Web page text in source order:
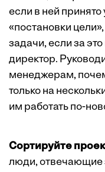
если в ней
«постановки
задачи, если за
директор.
менеджерам,
только на
им работать по-
Сортируйте
люди, отвечающие